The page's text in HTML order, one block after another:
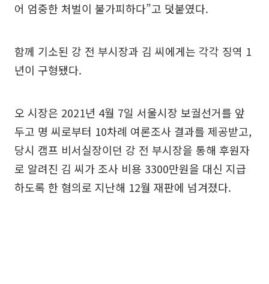
어 엄중한 처벌이 불가피하다”고 덧붙였다.
함께 기소된 강 전 부시장과 김 씨에게는 각각 징역 1
년이 구형됐다.
오 시장은 2021년 4월 7일 서울시장 보궐선거를 앞
두고 명 씨로부터 10차례 여론조사 결과를 제공받고,
당시 캠프 비서실장이던 강 전 부시장을 통해 후원자
로 알려진 김 씨가 조사 비용 3300만원을 대신 지급
하도록 한 혐의로 지난해 12월 재판에 넘겨졌다.